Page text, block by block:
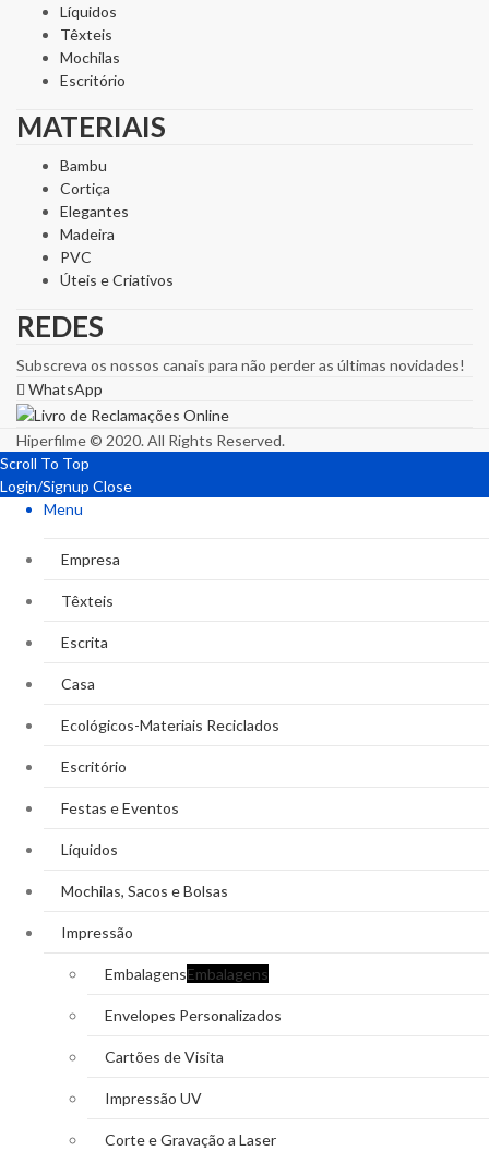
Líquidos
Têxteis
Mochilas
Escritório
MATERIAIS
Bambu
Cortiça
Elegantes
Madeira
PVC
Úteis e Criativos
REDES
Subscreva os nossos canais para não perder as últimas novidades!
WhatsApp
Hiperfilme © 2020. All Rights Reserved.
Scroll To Top
Login/Signup Close
Menu
Empresa
Têxteis
Escrita
Casa
Ecológicos-Materiais Reciclados
Escritório
Festas e Eventos
Líquidos
Mochilas, Sacos e Bolsas
Impressão
EmbalagensEmbalagens
Envelopes Personalizados
Cartões de Visita
Impressão UV
Corte e Gravação a Laser